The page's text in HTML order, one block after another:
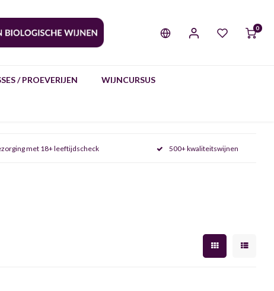
0
/ PROEVERIJEN WIJNCURSUS
met 18+ leeftijdscheck 500+ kwaliteitswijnen